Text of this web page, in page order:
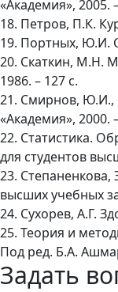
«Академия», 2005.
18. Петров, П.К.
19. Портных, Ю.И.
20. Скаткин, М.Н.
1986. – 127 с.
21. Смирнов, Ю.И.,
«Академия», 2000.
22. Статистика.
для студентов
23. Степаненкова,
высших учебных
24. Сухорев, А.Г.
25. Теория и
Под ред. Б.А.
Задать